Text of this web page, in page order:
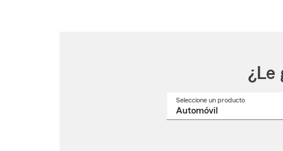
¿Le
Seleccione un productoSeleccione